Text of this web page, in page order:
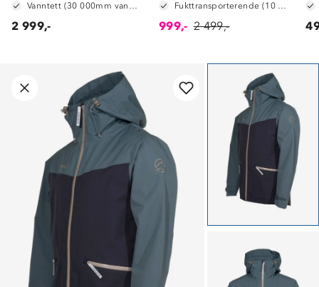
Vanntett (30 000mm vannsøyle)
2 999,-
Fukttransporterende (10 000 g/m2/24t)
999,- 2 499,-